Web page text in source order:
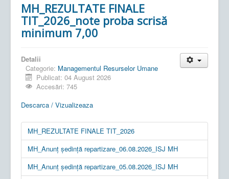
MH_REZULTATE FINALE
TIT_2026_note proba scrisă
minimum 7,00
Detalii
Categorie: Managementul Resurselor Umane
Publicat: 04 August 2026
Accesări: 745
Descarca / Vizualizeaza
MH_REZULTATE FINALE TIT_2026
MH_Anunț ședință repartizare_06.08.2026_ISJ MH
MH_Anunț ședință repartizare_05.08.2026_ISJ MH